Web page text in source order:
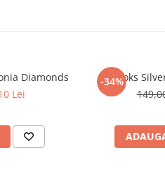
Diamonds
Lei
-34%
Brooks